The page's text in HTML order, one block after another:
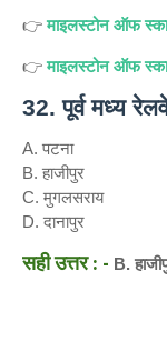
👉माइलस्टोन ऑफ
👉माइलस्टोन ऑफ
32. पूर्व मध्य
A. पटना
B. हाजीपुर
C. मुगलसराय
D. दानापुर
सही उत्तर : - B.